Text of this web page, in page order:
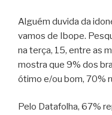
Alguém duvida da
vamos de Ibope.
na terça, 15, entre as
mostra que 9% dos
ótimo e/ou bom, 70%
Pelo Datafolha, 67%